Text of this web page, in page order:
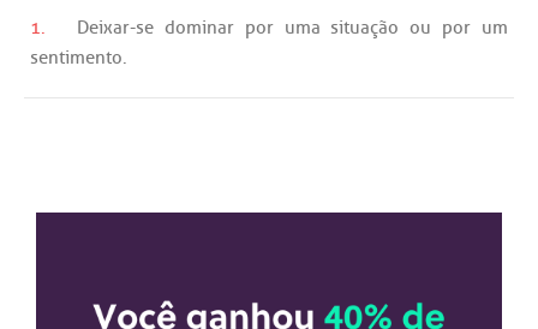
1. Deixar-se dominar por uma situação ou por um
sentimento.